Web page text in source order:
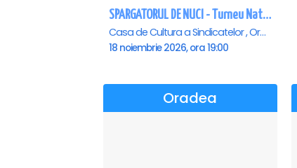
SPARGATORUL DE NUCI - Turneu National - Oradea
Casa de Cultura a Sindicatelor , Oradea
18 noiembrie 2026, ora 19:00
Oradea